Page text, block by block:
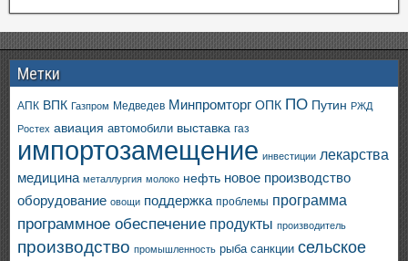
Метки
АПК ВПК Газпром Медведев Минпромторг ОПК ПО Путин РЖД
Ростех авиация автомобили выставка газ
импортозамещение инвестиции лекарства
медицина металлургия молоко нефть новое производство
оборудование овощи поддержка проблемы программа
программное обеспечение продукты производитель
производство промышленность рыба санкции сельское